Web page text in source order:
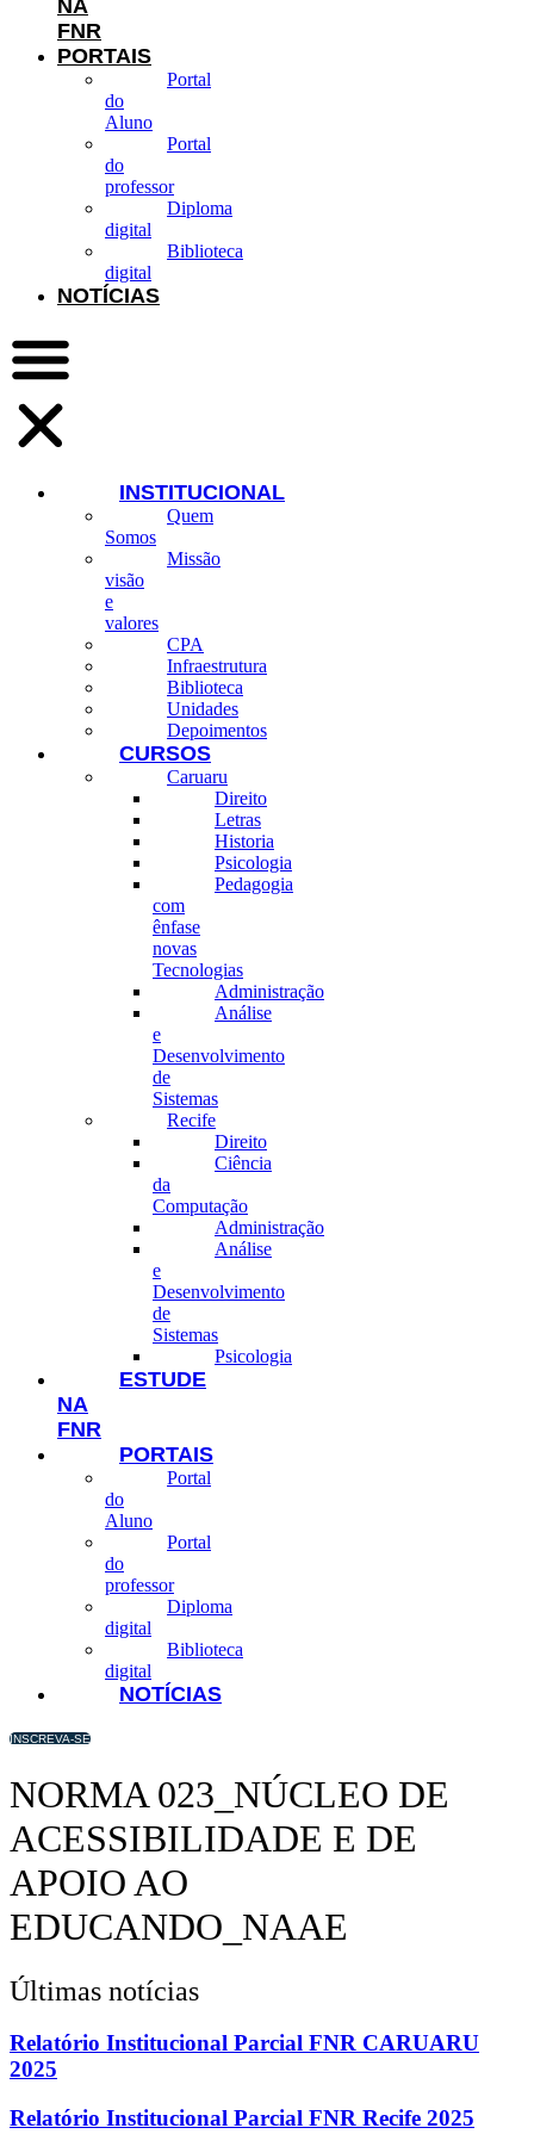
NA
FNR
PORTAIS
Portal
do
Aluno
Portal
do
professor
Diploma
digital
Biblioteca
digital
NOTÍCIAS
INSTITUCIONAL
Quem
Somos
Missão
visão
e
valores
CPA
Infraestrutura
Biblioteca
Unidades
Depoimentos
CURSOS
Caruaru
Direito
Letras
Historia
Psicologia
Pedagogia
com
ênfase
novas
Tecnologias
Administração
Análise
e
Desenvolvimento
de
Sistemas
Recife
Direito
Ciência
da
Computação
Administração
Análise
e
Desenvolvimento
de
Sistemas
Psicologia
ESTUDE
NA
FNR
PORTAIS
Portal
do
Aluno
Portal
do
professor
Diploma
digital
Biblioteca
digital
NOTÍCIAS
INSCREVA-SE
NORMA 023_NÚCLEO DE
ACESSIBILIDADE E DE
APOIO AO
EDUCANDO_NAAE
Últimas notícias
Relatório Institucional Parcial FNR CARUARU
2025
Relatório Institucional Parcial FNR Recife 2025